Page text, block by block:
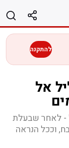
להתקנה
אל
- לאחר שבעלת
וככל הנראה